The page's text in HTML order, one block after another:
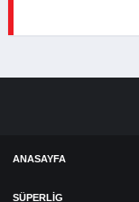
ANASAYFA
SÜPERLIG